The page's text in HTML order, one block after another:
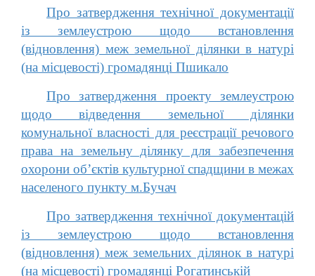
Про затвердження технічної документації
із землеустрою щодо встановлення
(відновлення) меж земельної ділянки в натурі
(на місцевості) громадянці Пшикало
Про затвердження проекту землеустрою
щодо відведення земельної ділянки
комунальної власності для реєстрації речового
права на земельну ділянку для забезпечення
охорони об’єктів культурної спадщини в межах
населеного пункту м.Бучач
Про затвердження технічної документацій
із землеустрою щодо встановлення
(відновлення) меж земельних ділянок в натурі
(на місцевості) громадянці Рогатинській